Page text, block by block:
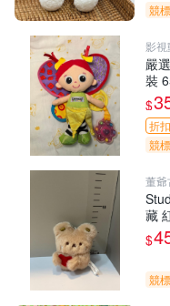
競標
影視
嚴
裝
安
$
折
競標
董爺
藏
$
競標